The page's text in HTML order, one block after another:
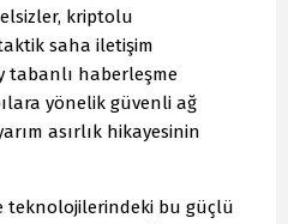
kriptolu
saha iletişim
tabanlı haberleşme
yönelik güvenli ağ
asırlık hikayesinin
teknolojilerindeki bu güçlü